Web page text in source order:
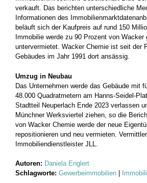
verkauft. Das berichten unterschiedliche
Informationen des
beläuft sich der Kaufpreis auf rund 150
Immobilie werde zu 90 Prozent von Wacker
untervermietet. Wacker Chemie ist seit der
Gebäudes im Jahr 1991 dort ansässig.
Umzug in Neubau
Das Unternehmen werde das Gebäude mit
48.000 Quadratmetern am Hanns-Seidel-
Stadtteil Neuperlach Ende 2023 verlassen
Münchner Werksviertel ziehen, so die
von Wacker Chemie werde der neue
repositionieren und neu vermieten.
Immobiliendienstleister JLL.
Autoren: Daniela Englert
Schlagworte: Gewerbeimmobilien